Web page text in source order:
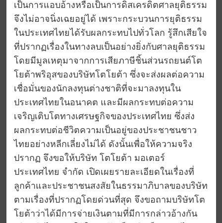
เป็นการแอบอ้างหรือเป็นการดิสเครดิตศาลยุติธรรม
จึงไม่อาจนิ่งเฉยอยู่ได้ เพราะกระบวนการยุติธรรม
ในประเทศไทยได้รับผลกระทบไปทั่วโลก รู้สึกเสียใจ
ที่ปรากฏเรื่องในทางลบเป็นอย่างยิ่งกับศาลยุติธรรม
โดยมีมูลเหตุมาจากการเสียภาษีชิ้นส่วนรถยนต์โต
โยต้าพริอุสของบริษัทโตโยต้า ซึ่งจะส่งผลต่อความ
เชื่อมั่นของนักลงทุนต่างชาติที่จะมาลงทุนใน
ประเทศไทยในอนาคต และมีผลกระทบต่อความ
เจริญเติบโตทางเศรษฐกิจของประเทศไทย ซึ่งส่ง
ผลกระทบต่อชีวิตความเป็นอยู่ของประชาชนชาว
ไทยอย่างหลีกเลี่ยงไม่ได้ ดังนั้นเพื่อให้ความจริง
ปรากฏ จึงขอให้บริษัท โตโยต้า มอเตอร์
ประเทศไทย จำกัด เปิดเผยรายละเอียดในเรื่องที่
ลูกค้าและประชาชนสงสัยในธรรมาภิบาลของบริษัท
ตามเรื่องที่ปรากฏโดยด่วนที่สุด จึงขอถามบริษัทโต
โยต้าว่าได้มีการจ่ายเงินตามที่มีการกล่าวอ้างกัน